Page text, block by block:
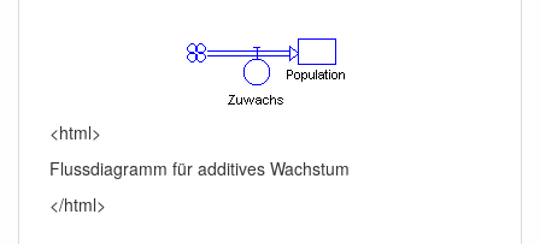
<html>
Flussdiagramm für additives Wachstum
</html>